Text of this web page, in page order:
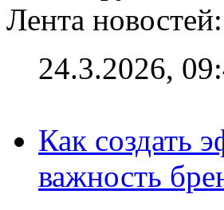
Лента новостей:
24.3.2026,
Как создать
важность